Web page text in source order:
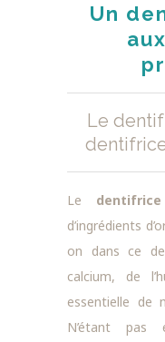
Un
Le
Le
d’ingrédients
on dans ce
calcium, de
essentielle de
N’étant pas